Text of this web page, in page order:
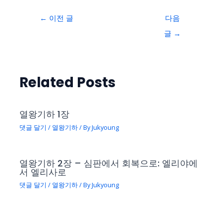
← 이전 글
다음
글 →
Related Posts
열왕기하 1장
댓글 달기 / 열왕기하/ ByJukyoung
열왕기하 2장 – 심판에서 회복으로: 엘리야에
서 엘리사로
댓글 달기 / 열왕기하/ ByJukyoung